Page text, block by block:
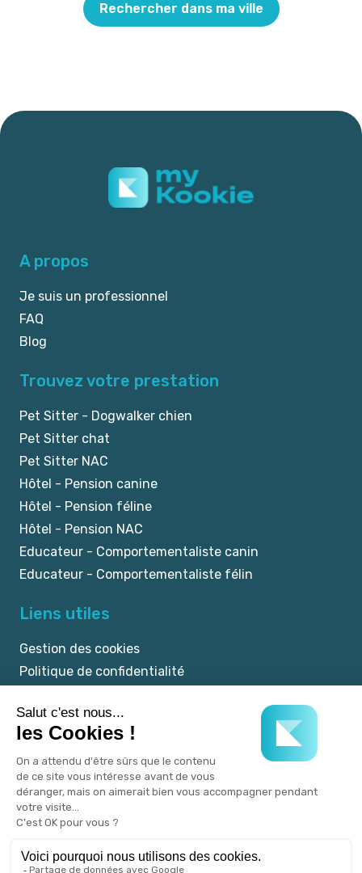
Rechercher dans ma ville
A propos
Je suis un professionnel
FAQ
Blog
Trouvez votre prestation
Pet Sitter - Dogwalker chien
Pet Sitter chat
Pet Sitter NAC
Hôtel - Pension canine
Hôtel - Pension féline
Hôtel - Pension NAC
Educateur - Comportementaliste canin
Educateur - Comportementaliste félin
Liens utiles
Gestion des cookies
Politique de confidentialité
CGU
Un service Kookie.pet.